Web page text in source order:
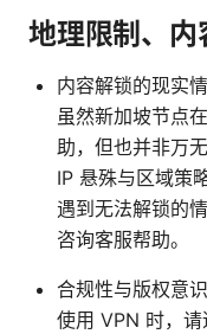
地理限制、内
内容解锁的现实
虽然新加坡节点
助，但也并非万
IP 悬殊与区域策
遇到无法解锁的
咨询客服帮助。
合规性与版权意识
使用 VPN 时，